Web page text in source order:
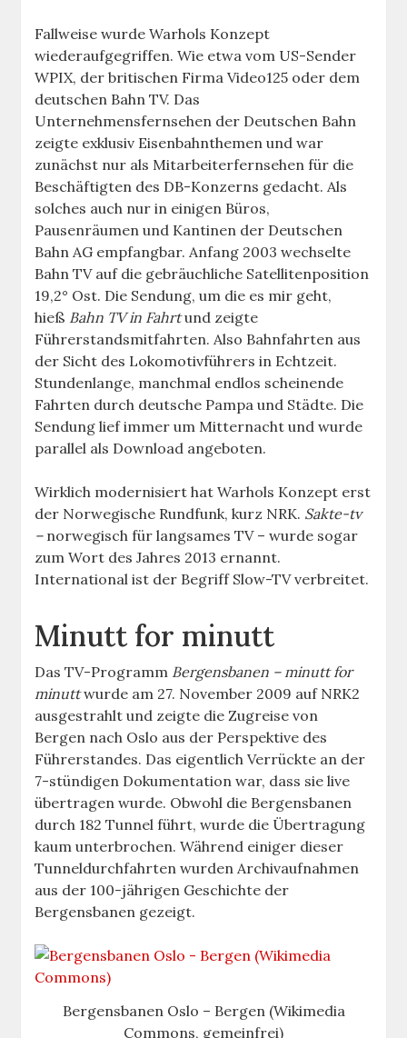
Fallweise wurde Warhols Konzept
wiederaufgegriffen. Wie etwa vom US-Sender
WPIX, der britischen Firma Video125 oder dem
deutschen Bahn TV. Das
Unternehmensfernsehen der Deutschen Bahn
zeigte exklusiv Eisenbahnthemen und war
zunächst nur als Mitarbeiterfernsehen für die
Beschäftigten des DB-Konzerns gedacht. Als
solches auch nur in einigen Büros,
Pausenräumen und Kantinen der Deutschen
Bahn AG empfangbar. Anfang 2003 wechselte
Bahn TV auf die gebräuchliche Satellitenposition
19,2° Ost. Die Sendung, um die es mir geht,
hieß Bahn TV in Fahrtund zeigte
Führerstandsmitfahrten. Also Bahnfahrten aus
der Sicht des Lokomotivführers in Echtzeit.
Stundenlange, manchmal endlos scheinende
Fahrten durch deutsche Pampa und Städte. Die
Sendung lief immer um Mitternacht und wurde
parallel als Download angeboten.
Wirklich modernisiert hat Warhols Konzept erst
der Norwegische Rundfunk, kurz NRK. Sakte-tv
– norwegisch für langsames TV – wurde sogar
zum Wort des Jahres 2013 ernannt.
International ist der Begriff Slow-TV verbreitet.
Minutt for minutt
Das TV-Programm Bergensbanen – minutt for
minuttwurde am 27. November 2009 auf NRK2
ausgestrahlt und zeigte die Zugreise von
Bergen nach Oslo aus der Perspektive des
Führerstandes. Das eigentlich Verrückte an der
7-stündigen Dokumentation war, dass sie live
übertragen wurde. Obwohl die Bergensbanen
durch 182 Tunnel führt, wurde die Übertragung
kaum unterbrochen. Während einiger dieser
Tunneldurchfahrten wurden Archivaufnahmen
aus der 100-jährigen Geschichte der
Bergensbanen gezeigt.
Bergensbanen Oslo – Bergen (Wikimedia
Commons, gemeinfrei)